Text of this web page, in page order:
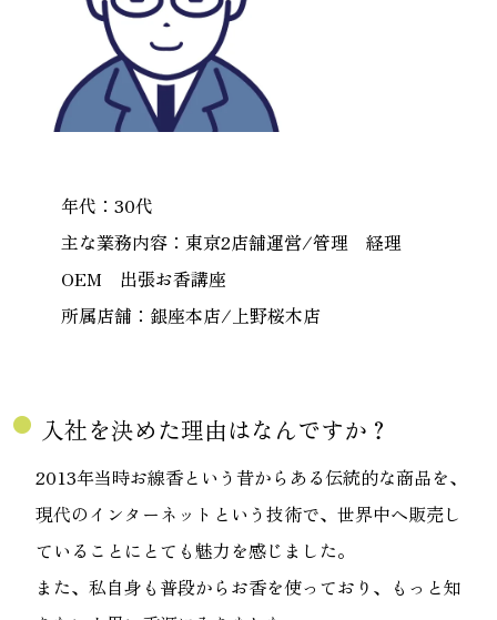
年代：30代
主な業務内容：東京2店舗運営/管理 経理
OEM 出張お香講座
所属店舗：銀座本店/上野桜木店
fiber_manual_record 入社を決めた理由はなんですか？
2013年当時お線香という昔からある伝統的な商品を、
現代のインターネットという技術で、世界中へ販売し
ていることにとても魅力を感じました。
また、私自身も普段からお香を使っており、もっと知